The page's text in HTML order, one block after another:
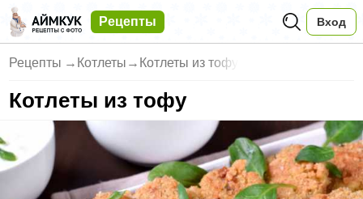
Рецепты Вход
Рецепты → Котлеты → Котлеты из тофу
Котлеты из тофу